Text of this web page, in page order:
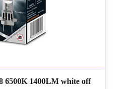
6500K 1400LM white off